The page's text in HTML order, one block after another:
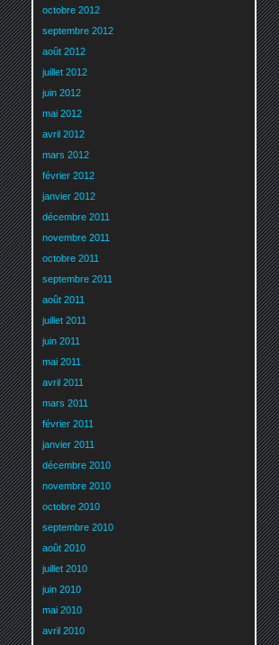
octobre 2012
septembre 2012
août 2012
juillet 2012
juin 2012
mai 2012
avril 2012
mars 2012
février 2012
janvier 2012
décembre 2011
novembre 2011
octobre 2011
septembre 2011
août 2011
juillet 2011
juin 2011
mai 2011
avril 2011
mars 2011
février 2011
janvier 2011
décembre 2010
novembre 2010
octobre 2010
septembre 2010
août 2010
juillet 2010
juin 2010
mai 2010
avril 2010